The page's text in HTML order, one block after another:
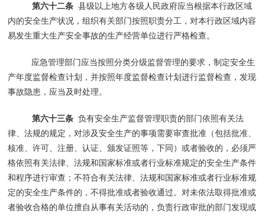
第六十二条县级以上地方各级人民政府应当根据本行政区域
内的安全生产状况，组织有关部门按照职责分工，对本行政区域内容
易发生重大生产安全事故的生产经营单位进行严格检查。
应急管理部门应当按照分类分级监督管理的要求，制定安全生
产年度监督检查计划，并按照年度监督检查计划进行监督检查，发现
事故隐患，应当及时处理。
第六十三条 负有安全生产监督管理职责的部门依照有关法
律、法规的规定，对涉及安全生产的事项需要审查批准（包括批准、
核准、许可、注册、认证、颁发证照等，下同）或者验收的，必须严
格依照有关法律、法规和国家标准或者行业标准规定的安全生产条件
和程序进行审查；不符合有关法律、法规和国家标准或者行业标准规
定的安全生产条件的，不得批准或者验收通过。对未依法取得批准或
者验收合格的单位擅自从事有关活动的，负责行政审批的部门发现或